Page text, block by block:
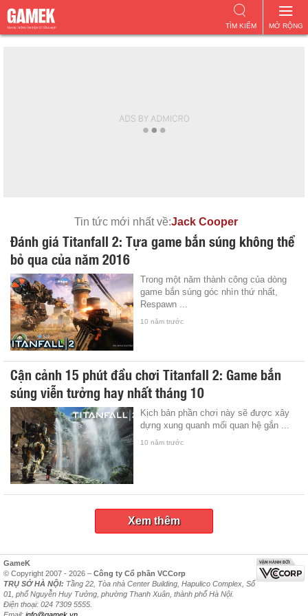
MỞ RỘNG
TÌM KIẾM
Tin tức mới nhất về:Jack Cooper
Đánh giá Titanfall 2: Tựa game bắn súng không thể
bỏ qua của năm 2016
Trong một năm thành công của dòng
game bắn súng góc nhìn thứ nhất,
Respawn ...
10 năm trước
Cận cảnh 15 phút đầu chơi Titanfall 2: Game bắn
súng viễn tưởng hay nhất tháng 10
Kịch bản phần chơi này sẽ được xây
dựng xung quanh mối quan hệ gắn ...
10 năm trước
Xem thêm
GameK
© Copyright 2007 - 2026 – Công ty Cổ phần VCCorp
TRỤ SỞ HÀ NỘI: Tầng 22, Tòa nhà Center Building, Hapulico Complex, Số
01, phố Nguyễn Huy Tưởng, phường Thanh Xuân, thành phố Hà Nội.
Điện thoại: 024 7309 5555.